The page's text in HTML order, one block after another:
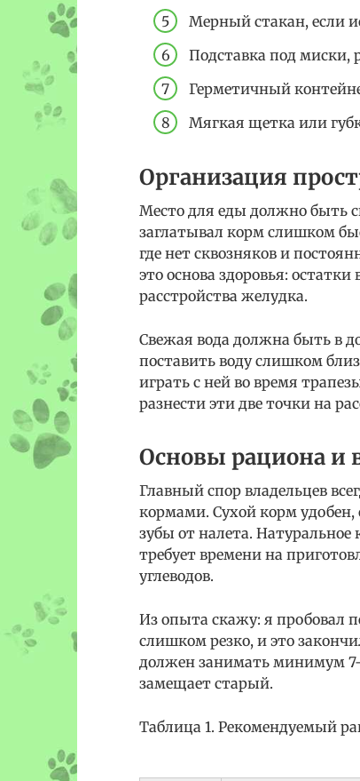
Мерный стакан, если
Подставка под миски,
Герметичный
Мягкая щетка или
Организация
Место для еды должно быть
заглатывал корм слишком
где нет сквозняков и
это основа здоровья:
расстройства желудка.
Свежая вода должна быть в
поставить воду слишком
играть с ней во время
разнести эти две точки на
Основы рациона и
Главный спор владельцев
кормами. Сухой корм
зубы от налета. Натуральное
требует времени на
углеводов.
Из опыта скажу: я пробовал
слишком резко, и это
должен занимать минимум 7-
замещает старый.
Таблица 1. Рекомендуемый